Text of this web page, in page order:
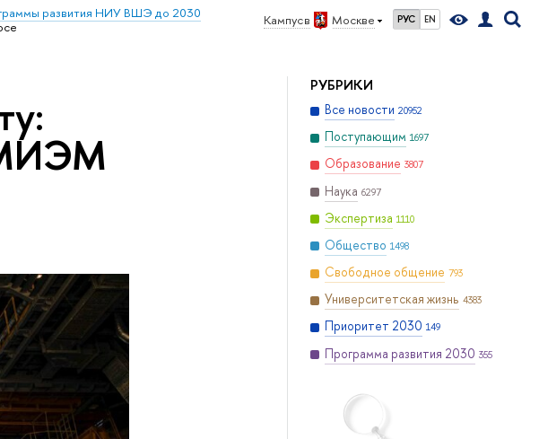
Кампус в Москве РУС EN
развития НИУ ВШЭ до 2030
РУБРИКИ
Все новости 20952
Поступающим 1697
Образование 3807
Наука 6297
Экспертиза 1110
Общество 1498
Свободное общение 793
Университетская жизнь 4383
Приоритет 2030 149
Программа развития 2030 355
МИЭМ